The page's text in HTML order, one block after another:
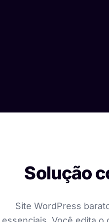
Solução
Site WordPress